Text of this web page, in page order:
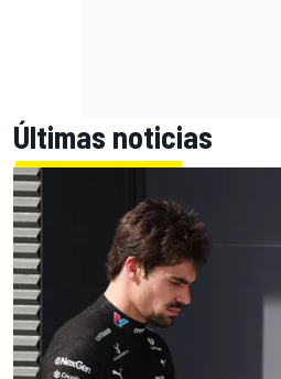
Últimas noticias